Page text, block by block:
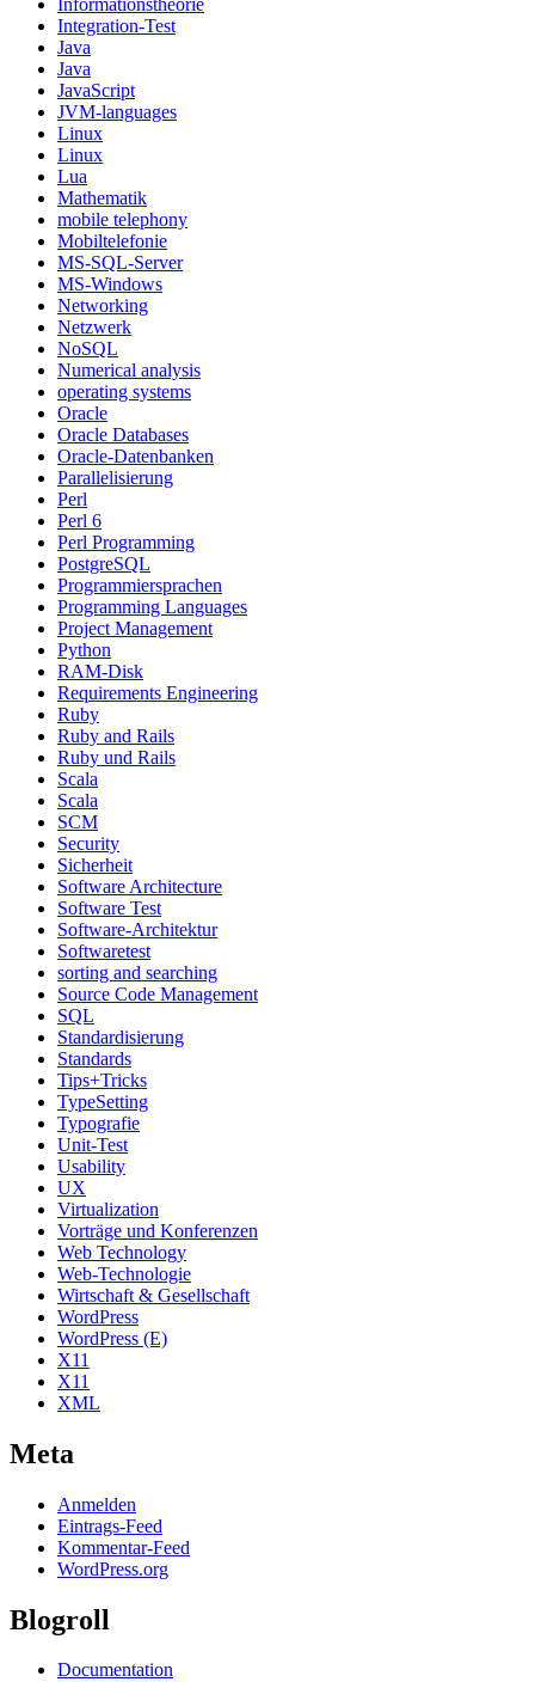
Integration-Test
Java
Java
JavaScript
JVM-languages
Linux
Linux
Lua
Mathematik
mobile telephony
Mobiltelefonie
MS-SQL-Server
MS-Windows
Networking
Netzwerk
NoSQL
Numerical analysis
operating systems
Oracle
Oracle Databases
Oracle-Datenbanken
Parallelisierung
Perl
Perl 6
Perl Programming
PostgreSQL
Programmiersprachen
Programming Languages
Project Management
Python
RAM-Disk
Requirements Engineering
Ruby
Ruby and Rails
Ruby und Rails
Scala
Scala
SCM
Security
Sicherheit
Software Architecture
Software Test
Software-Architektur
Softwaretest
sorting and searching
Source Code Management
SQL
Standardisierung
Standards
Tips+Tricks
TypeSetting
Typografie
Unit-Test
Usability
UX
Virtualization
Vorträge und Konferenzen
Web Technology
Web-Technologie
Wirtschaft & Gesellschaft
WordPress
WordPress (E)
X11
X11
XML
Meta
Anmelden
Eintrags-Feed
Kommentar-Feed
WordPress.org
Blogroll
Documentation